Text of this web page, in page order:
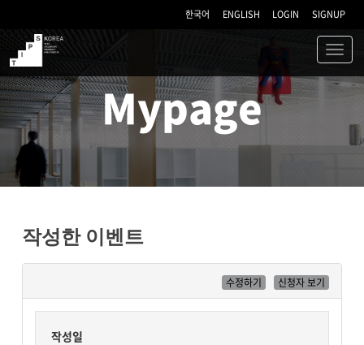
한국어 ENGLISH LOGIN SIGNUP
TIPS
Mypage
작성한 이벤트
수정하기 신청자 보기
작성일